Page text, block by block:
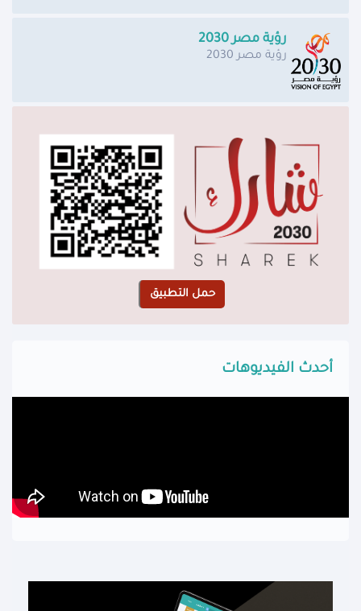
رؤية مصر 2030
رؤية مصر 2030
أحدث الفيديوهات